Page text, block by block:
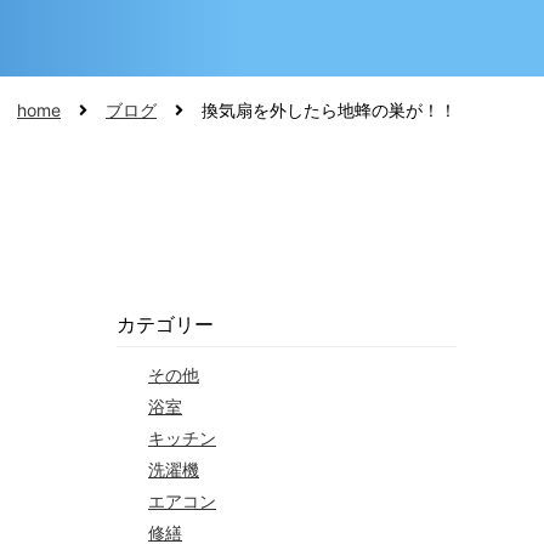
home ブログ 換気扇を外したら地蜂の巣が！！
カテゴリー
その他
浴室
キッチン
洗濯機
エアコン
修繕